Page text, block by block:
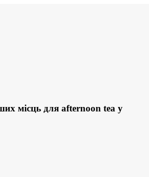
місць для afternoon tea у